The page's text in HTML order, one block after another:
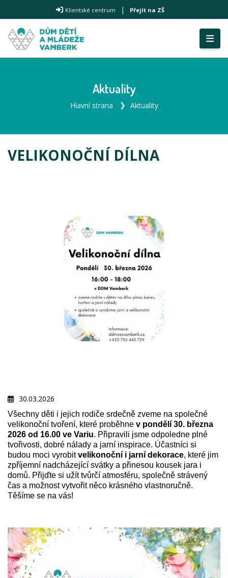
Klientské centrum | Přejít na ZŠ
Aktuality
Hlavní strana Aktuality
VELIKONOČNÍ DÍLNA
30.03.2026
Všechny děti i jejich rodiče srdečně zveme na společné
velikonoční tvoření, které proběhne v pondělí 30. března
2026 od 16.00 ve Variu. Připravili jsme odpoledne plné
tvořivosti, dobré nálady a jarní inspirace. Účastníci si
budou moci vyrobitvelikonoční i jarní dekorace, které jim
zpříjemní nadcházející svátky a přinesou kousek jara i
domů. Přijďte si užít tvůrčí atmosféru, společně strávený
čas a možnost vytvořit něco krásného vlastnoručně.
Těšíme se na vás!